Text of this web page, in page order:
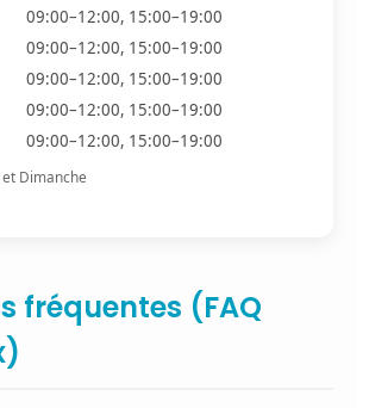
09:00–12:00, 15:00–19:00
09:00–12:00, 15:00–19:00
09:00–12:00, 15:00–19:00
09:00–12:00, 15:00–19:00
09:00–12:00, 15:00–19:00
Dimanche
fréquentes (FAQ